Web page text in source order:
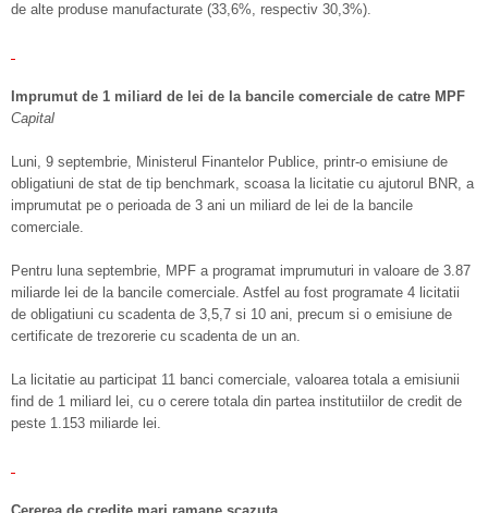
de alte produse manufacturate (33,6%, respectiv 30,3%).
Imprumut de 1 miliard de lei de la bancile comerciale de catre MPF
Capital
Luni, 9 septembrie, Ministerul Finantelor Publice, printr-o emisiune de
obligatiuni de stat de tip benchmark, scoasa la licitatie cu ajutorul BNR, a
imprumutat pe o perioada de 3 ani un miliard de lei de la bancile
comerciale.
Pentru luna septembrie, MPF a programat imprumuturi in valoare de 3.87
miliarde lei de la bancile comerciale. Astfel au fost programate 4 licitatii
de obligatiuni cu scadenta de 3,5,7 si 10 ani, precum si o emisiune de
certificate de trezorerie cu scadenta de un an.
La licitatie au participat 11 banci comerciale, valoarea totala a emisiunii
find de 1 miliard lei, cu o cerere totala din partea institutiilor de credit de
peste 1.153 miliarde lei.